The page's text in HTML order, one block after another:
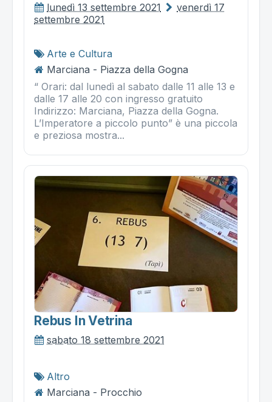
lunedì 13 settembre 2021
venerdì 17
settembre 2021
Arte e Cultura
Marciana - Piazza della Gogna
“ Orari: dal lunedì al sabato dalle 11 alle 13 e
dalle 17 alle 20 con ingresso gratuito
Indirizzo: Marciana, Piazza della Gogna.
L’Imperatore a piccolo punto” è una piccola
e preziosa mostra...
Rebus In Vetrina
sabato 18 settembre 2021
Altro
Marciana - Procchio